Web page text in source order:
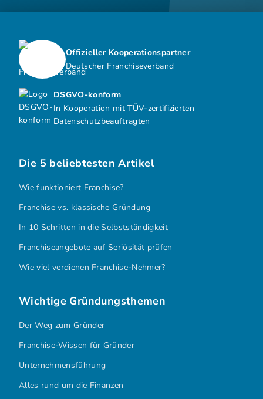
DSGVO-konform
In Kooperation mit TÜV-zertifizierten
Datenschutzbeauftragten
Offizieller Kooperationspartner
Deutscher Franchiseverband
Die 5 beliebtesten Artikel
Wie funktioniert Franchise?
Franchise vs. klassische Gründung
In 10 Schritten in die Selbstständigkeit
Franchiseangebote auf Seriösität prüfen
Wie viel verdienen Franchise-Nehmer?
Wichtige Gründungsthemen
Der Weg zum Gründer
Franchise-Wissen für Gründer
Unternehmensführung
Alles rund um die Finanzen